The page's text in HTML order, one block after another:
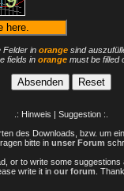
Felder in orange sind
fields in orangemust be filled
.: Hinweis | Suggestion :.
des Downloads, bzw. um
bitte in unser Forum
or to write some
write it in our forum .